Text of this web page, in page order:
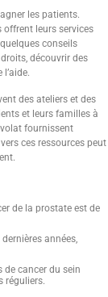
les patients.
offrent leurs services
conseils
découvrir des
des ateliers et des
et leurs familles à
fournissent
ces ressources peut
de la prostate est de
années,
de cancer du sein
réguliers.